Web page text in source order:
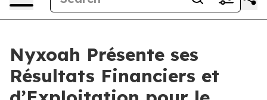
Nyxoah Présente ses
Résultats Financiers et